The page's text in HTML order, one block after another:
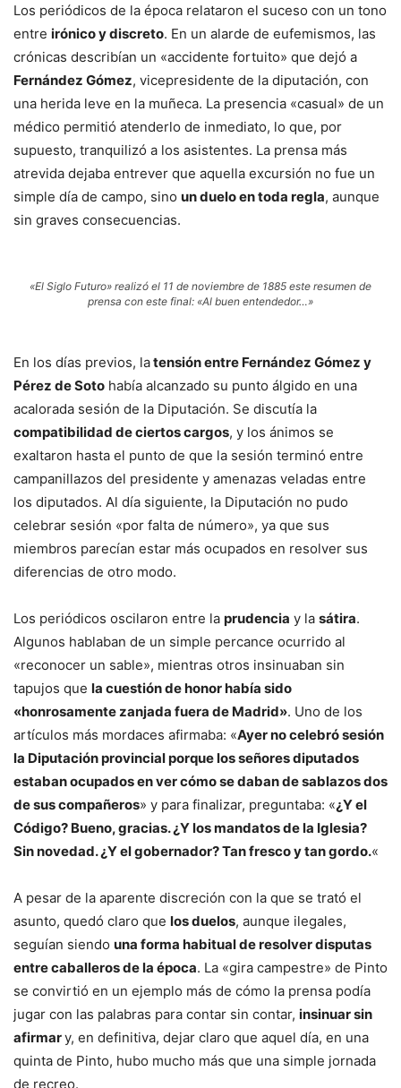
Los periódicos de la época relataron el suceso con un tono
entre irónico y discreto. En un alarde de eufemismos, las
crónicas describían un «accidente fortuito» que dejó a
Fernández Gómez, vicepresidente de la diputación, con
una herida leve en la muñeca. La presencia «casual» de un
médico permitió atenderlo de inmediato, lo que, por
supuesto, tranquilizó a los asistentes. La prensa más
atrevida dejaba entrever que aquella excursión no fue un
simple día de campo, sino un duelo en toda regla, aunque
sin graves consecuencias.
«El Siglo Futuro» realizó el 11 de noviembre de 1885 este resumen de
prensa con este final: «Al buen entendedor…»
En los días previos, latensión entre Fernández Gómez y
Pérez de Soto había alcanzado su punto álgido en una
acalorada sesión de la Diputación. Se discutía la
compatibilidad de ciertos cargos, y los ánimos se
exaltaron hasta el punto de que la sesión terminó entre
campanillazos del presidente y amenazas veladas entre
los diputados. Al día siguiente, la Diputación no pudo
celebrar sesión «por falta de número», ya que sus
miembros parecían estar más ocupados en resolver sus
diferencias de otro modo.
Los periódicos oscilaron entre la prudencia y la sátira.
Algunos hablaban de un simple percance ocurrido al
«reconocer un sable», mientras otros insinuaban sin
tapujos que la cuestión de honor había sido
«honrosamente zanjada fuera de Madrid». Uno de los
artículos más mordaces afirmaba: «Ayer no celebró sesión
la Diputación provincial porque los señores diputados
estaban ocupados en ver cómo se daban de sablazos dos
de sus compañeros» y para finalizar, preguntaba: «¿Y el
Código? Bueno, gracias. ¿Y los mandatos de la Iglesia?
Sin novedad. ¿Y el gobernador? Tan fresco y tan gordo.«
A pesar de la aparente discreción con la que se trató el
asunto, quedó claro que los duelos, aunque ilegales,
seguían siendo una forma habitual de resolver disputas
entre caballeros de la época. La «gira campestre» de Pinto
se convirtió en un ejemplo más de cómo la prensa podía
jugar con las palabras para contar sin contar, insinuar sin
afirmary, en definitiva, dejar claro que aquel día, en una
quinta de Pinto, hubo mucho más que una simple jornada
de recreo.